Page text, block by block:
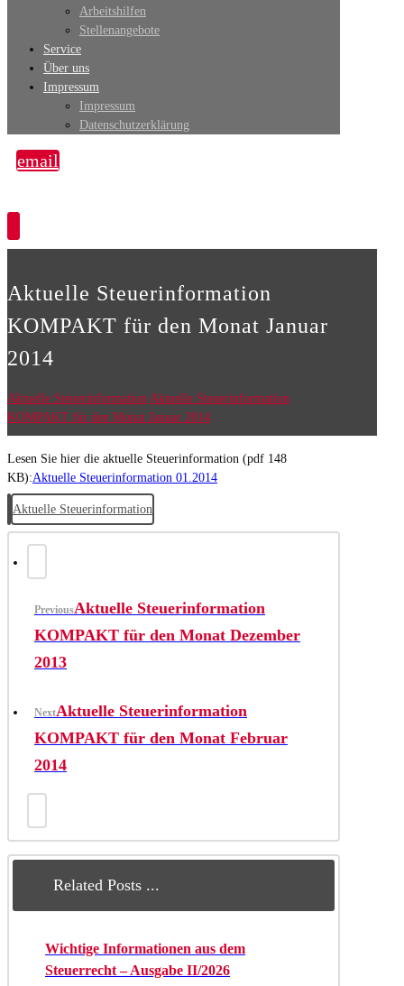
Arbeitshilfen
Stellenangebote
Service
Über uns
Impressum
Impressum
Datenschutzerklärung
email
Aktuelle Steuerinformation
KOMPAKT für den Monat Januar
2014
Aktuelle Steuerinformation Aktuelle Steuerinformation
KOMPAKT für den Monat Januar 2014
Lesen Sie hier die aktuelle Steuerinformation (pdf 148
KB):Aktuelle Steuerinformation 01.2014
Aktuelle Steuerinformation
PreviousAktuelle Steuerinformation
KOMPAKT für den Monat Dezember
2013
NextAktuelle Steuerinformation
KOMPAKT für den Monat Februar
2014
Related Posts ...
Wichtige Informationen aus dem
Steuerrecht – Ausgabe II/2026